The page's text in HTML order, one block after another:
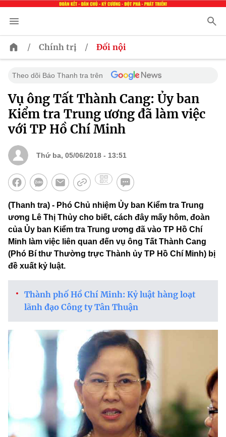
/ Chính trị / Đối nội
Theo dõi Báo Thanh tra trên
Vụ ông Tất Thành Cang: Ủy ban
Kiểm tra Trung ương đã làm việc
với TP Hồ Chí Minh
Thứ ba, 05/06/2018 - 13:51
(Thanh tra) - Phó Chủ nhiệm Ủy ban Kiểm tra Trung
ương Lê Thị Thủy cho biết, cách đây mấy hôm, đoàn
của Ủy ban Kiểm tra Trung ương đã vào TP Hồ Chí
Minh làm việc liên quan đến vụ ông Tất Thành Cang
(Phó Bí thư Thường trực Thành ủy TP Hồ Chí Minh) bị
đề xuất kỷ luật.
Thành phố Hồ Chí Minh: Kỷ luật hàng loạt
lãnh đạo Công ty Tân Thuận